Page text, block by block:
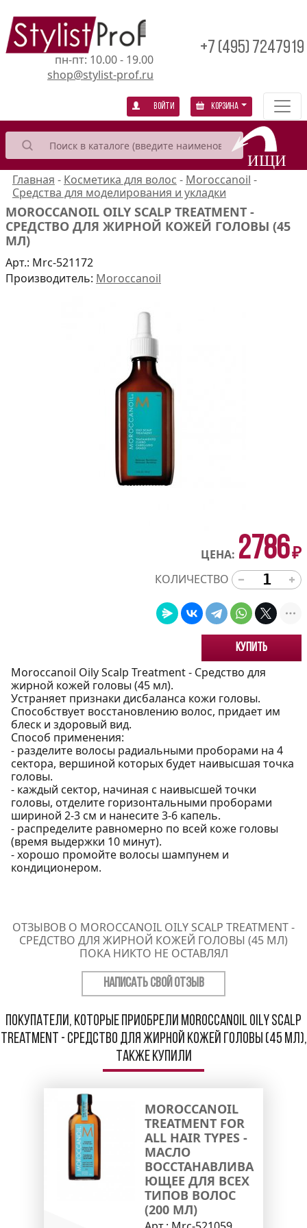
пн-пт: 10.00 - 19.00
shop@stylist-prof.ru
+7 (495) 7247919
Войти Корзина
Главная - Косметика для волос - Moroccanoil -
Средства для моделирования и укладки
MOROCCANOIL OILY SCALP TREATMENT -
СРЕДСТВО ДЛЯ ЖИРНОЙ КОЖЕЙ ГОЛОВЫ (45
МЛ)
Арт.: Mrc-521172
Производитель: Moroccanoil
ЦЕНА: 2786₽
КОЛИЧЕСТВО
Купить
Moroccanoil Oily Scalp Treatment - Средство для
жирной кожей головы (45 мл).
Устраняет признаки дисбаланса кожи головы.
Способствует восстановлению волос, придает им
блеск и здоровый вид.
Способ применения:
- разделите волосы радиальными проборами на 4
сектора, вершиной которых будет наивысшая точка
головы.
- каждый сектор, начиная с наивысшей точки
головы, отделите горизонтальными проборами
шириной 2-3 см и нанесите 3-6 капель.
- распределите равномерно по всей коже головы
(время выдержки 10 минут).
- хорошо промойте волосы шампунем и
кондиционером.
ОТЗЫВОВ О MOROCCANOIL OILY SCALP TREATMENT -
СРЕДСТВО ДЛЯ ЖИРНОЙ КОЖЕЙ ГОЛОВЫ (45 МЛ)
ПОКА НИКТО НЕ ОСТАВЛЯЛ
НАПИСАТЬ СВОЙ ОТЗЫВ
Покупатели, которые приобрели Moroccanoil Oily Scalp
Treatment - Средство для жирной кожей головы (45 мл),
также купили
MOROCCANOIL
TREATMENT FOR
ALL HAIR TYPES -
МАСЛО
ВОССТАНАВЛИВА
ЮЩЕЕ ДЛЯ ВСЕХ
ТИПОВ ВОЛОС
(200 МЛ)